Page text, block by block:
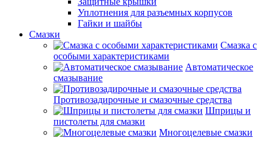
Уплотнения для разъемных корпусов
Гайки и шайбы
Смазки
Смазка с
особыми характеристиками
Автоматическое
смазывание
Противозадирочные и смазочные средства
Шприцы и
пистолеты для смазки
Многоцелевые смазки